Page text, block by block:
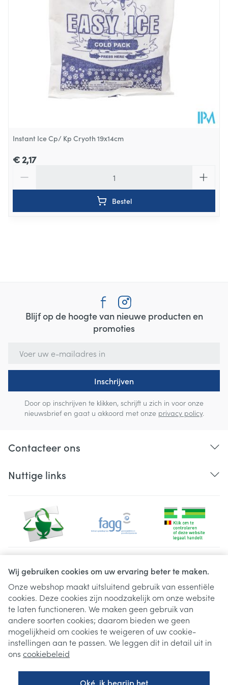
Wij gebruiken cookies om uw ervaring beter te maken.
Onze webshop maakt uitsluitend gebruik van essentiële
cookies. Deze cookies zijn noodzakelijk om onze website
te laten functioneren. We maken geen gebruik van
andere soorten cookies; daarom bieden we geen
mogelijkheid om cookies te weigeren of uw cookie-
instellingen aan te passen. We leggen dit in detail uit in
ons cookiebeleid
Oké, ik begrijp het
Kamertemperatuur (15°C - 25°C)
Instant Ice Cp/ Kp Cryoth 19x14cm
€ 2,17
Bestel
Blijf op de hoogte van nieuwe producten en
promoties
Inschrijven
Door op inschrijven te klikken, schrijft u zich in voor onze
nieuwsbrief en gaat u akkoord met onze privacy policy.
Contacteer ons
Nuttige links
Juridische links